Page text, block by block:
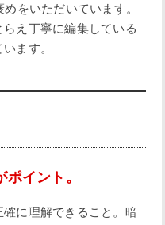
をいただいています。
え丁寧に編集している
ます。
イント。
に理解できること。暗